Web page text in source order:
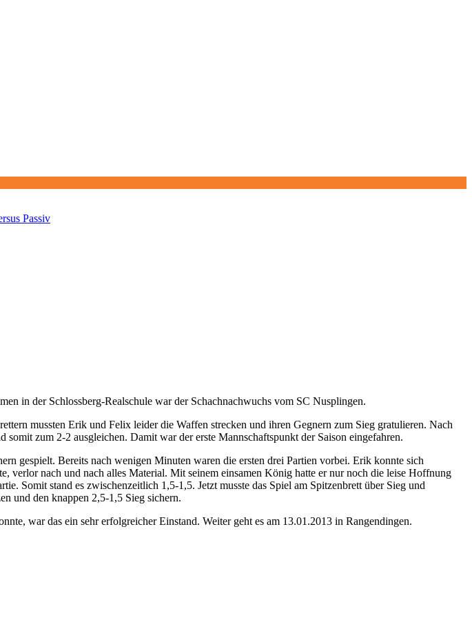
Passiv
in der Schlossberg-Realschule war der Schachnachwuchs vom SC Nusplingen.
mussten Erik und Felix leider die Waffen strecken und ihren Gegnern zum Sieg gratulieren. Nach
zum 2-2 ausgleichen. Damit war der erste Mannschaftspunkt der Saison eingefahren.
gespielt. Bereits nach wenigen Minuten waren die ersten drei Partien vorbei. Erik konnte sich
nach und nach alles Material. Mit seinem einsamen König hatte er nur noch die leise Hoffnung
Somit stand es zwischenzeitlich 1,5-1,5. Jetzt musste das Spiel am Spitzenbrett über Sieg und
und den knappen 2,5-1,5 Sieg sichern.
war das ein sehr erfolgreicher Einstand. Weiter geht es am 13.01.2013 in Rangendingen.